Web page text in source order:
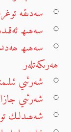
سەدىقە
سەھىھ
سەھىھ
ھەرىكەتلەر
شەرئىي
شەرئىي
شەھىدلىك